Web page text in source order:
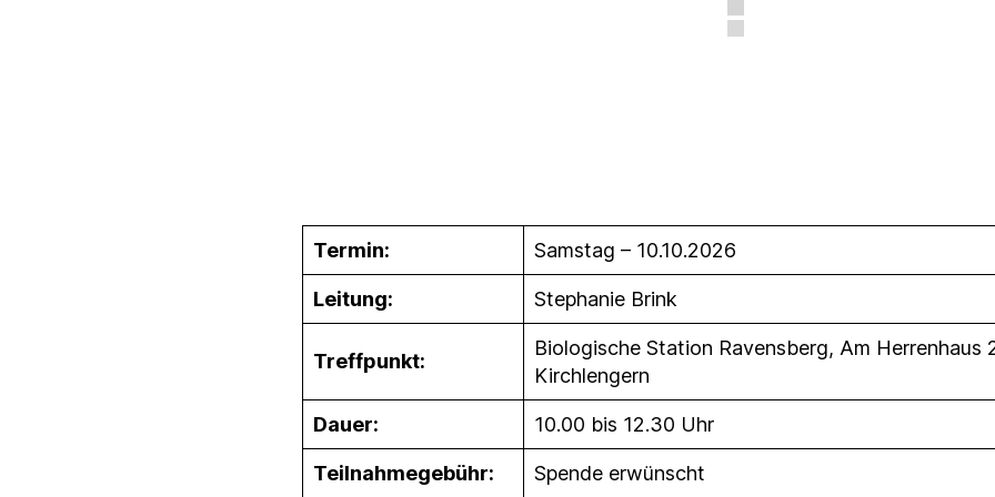
Termin: Samstag – 10.10.2026
Leitung: Stephanie Brink
Treffpunkt:
Biologische Station Ravensberg, Am
Kirchlengern
Dauer: 10.00 bis 12.30 Uhr
Teilnahmegebühr: Spende erwünscht